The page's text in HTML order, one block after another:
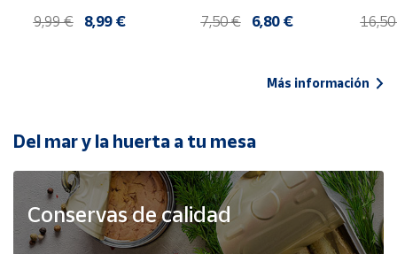
Bono
Cultural
de Correos
Market
Productos
Solidarios
9,99 € 8,99 € 7,50 € 6,80 €
Más información
Del mar y la huerta a tu mesa
Conservas de calidad